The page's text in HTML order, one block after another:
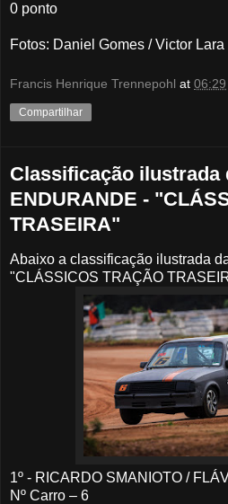
0 ponto
Fotos: Daniel Gomes / Victor Lara
Francis Henrique Trennepohl at 06:29
Compartilhar
Classificação ilustrada
ENDURANDE -
TRASEIRA"
Abaixo a classificação ilustrada
"CLÁSSICOS TRAÇÃO
1º - RICARDO SMANIOTO /
Nº Carro – 6